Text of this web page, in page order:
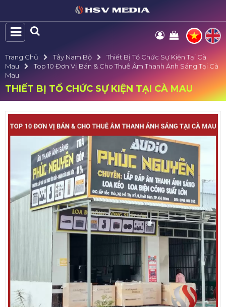
Trang Chủ Tây Nam Bộ
Thiết Bị Tổ Chức Sự Kiện Tại Cà
Mau
Top 10 Đơn Vị Bán & Cho Thuê Âm Thanh Ánh Sáng Tại Cà
Mau
THIẾT BỊ TỔ CHỨC SỰ KIỆN TẠI CÀ MAU